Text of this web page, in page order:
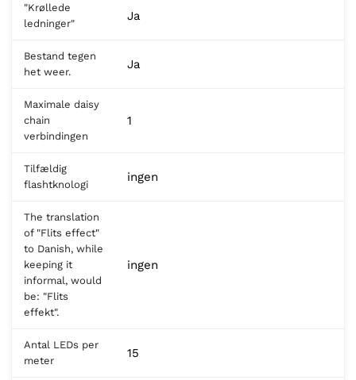
"Krøllede
ledninger"
Ja
Bestand tegen
het weer.
Ja
Maximale daisy
chain
verbindingen
1
Tilfældig
flashtknologi
ingen
The translation
of "Flits effect"
to Danish, while
keeping it
informal, would
be: "Flits
effekt".
ingen
Antal LEDs per
meter
15